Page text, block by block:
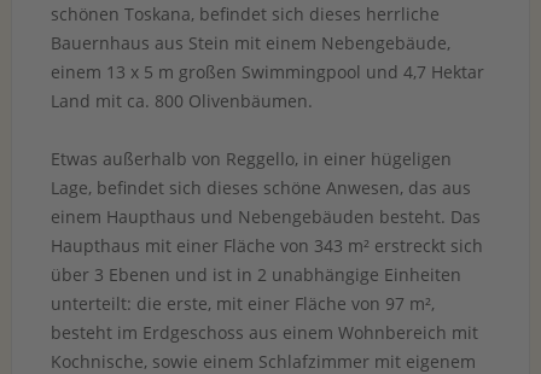
schönen Toskana, befindet sich dieses herrliche
Bauernhaus aus Stein mit einem Nebengebäude,
einem 13 x 5 m großen Swimmingpool und 4,7 Hektar
Land mit ca. 800 Olivenbäumen.
Etwas außerhalb von Reggello, in einer hügeligen
Lage, befindet sich dieses schöne Anwesen, das aus
einem Haupthaus und Nebengebäuden besteht. Das
Haupthaus mit einer Fläche von 343 m² erstreckt sich
über 3 Ebenen und ist in 2 unabhängige Einheiten
unterteilt: die erste, mit einer Fläche von 97 m²,
besteht im Erdgeschoss aus einem Wohnbereich mit
Kochnische, sowie einem Schlafzimmer mit eigenem